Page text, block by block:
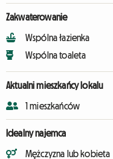
Zakwaterowanie
Wspólna łazienka
Wspólna toaleta
Aktualni mieszkańcy lokalu
1 mieszkańców
Idealny najemca
Mężczyzna lub kobieta